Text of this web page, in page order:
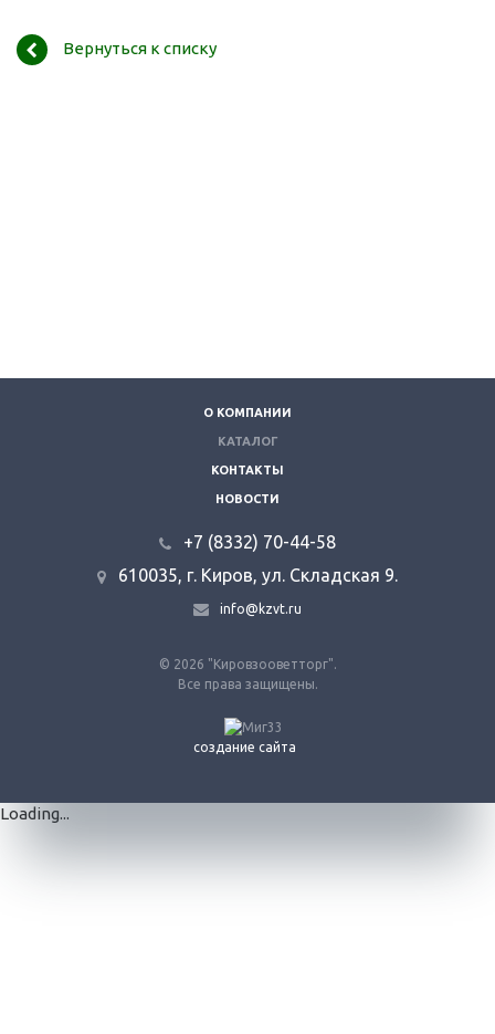
Вернуться к списку
© 2026 "Кировзооветторг".
Все права защищены.
создание сайта
О КОМПАНИИ
КАТАЛОГ
КОНТАКТЫ
НОВОСТИ
+7 (8332) 70-44-58
610035, г. Киров, ул. Складская 9.
info@kzvt.ru
Loading...